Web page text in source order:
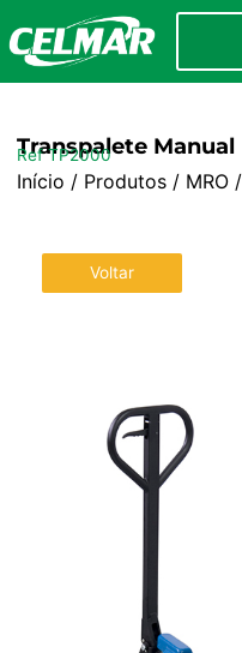
Transpalete Manual
Ref TP2000
Início / Produtos/ MRO/
Voltar